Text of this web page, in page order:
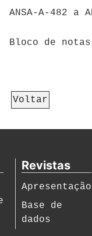
ANSA-A-482 a
Bloco de notas
Voltar
Revistas
Apresentação
Base de
dados